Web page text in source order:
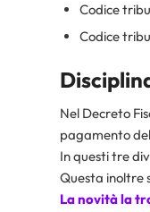
Codice
Codice
Nel Decreto
pagamento
In questi tre
Questa inoltre
La novità la